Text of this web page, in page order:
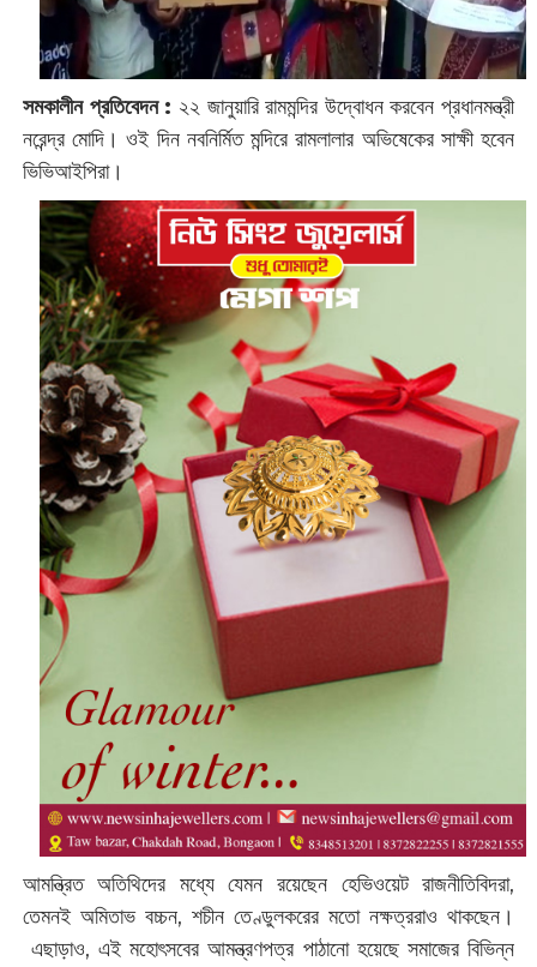
সমকালীন প্রতিবেদন : ২২ জানুয়ারি রামমন্দির উদ্বোধন করবেন প্রধানমন্ত্রী
নরেন্দ্র মোদি। ওই দিন নবনির্মিত মন্দিরে রামলালার অভিষেকের সাক্ষী হবেন
ভিভিআইপিরা।
আমন্ত্রিত অতিথিদের মধ্যে যেমন রয়েছেন হেভিওয়েট রাজনীতিবিদরা,
তেমনই অমিতাভ বচ্চন, শচীন তেণ্ডুলকরের মতো নক্ষত্ররাও থাকছেন।
এছাড়াও, এই মহোৎসবের আমন্ত্রণপত্র পাঠানো হয়েছে সমাজের বিভিন্ন